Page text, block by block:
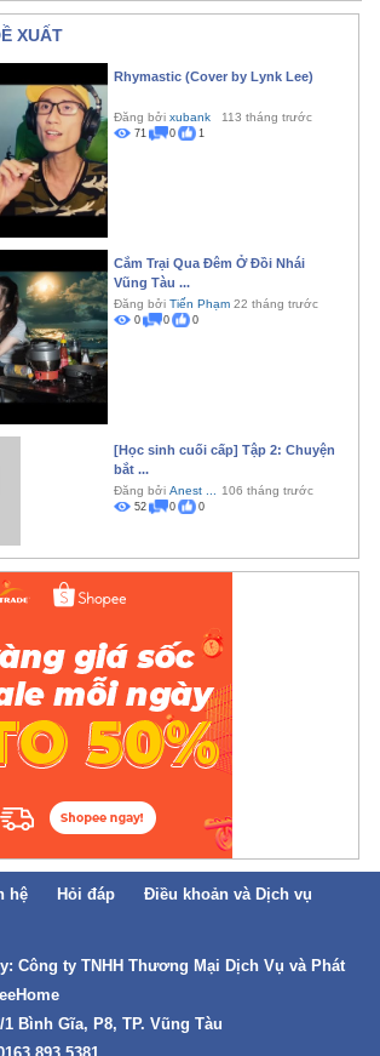
XUẤT
Rhymastic (Cover by Lynk Lee)
Đăng bởi xubank 113 tháng trước
71 0 1
Cắm Trại Qua Đêm Ở Đồi Nhái
Vũng Tàu ...
Đăng bởi Tiến Phạm 22 tháng trước
0 0 0
[Học sinh cuối cấp] Tập 2: Chuyện
bắt ...
Đăng bởi Anest ... 106 tháng trước
52 0 0
hệ Hỏi đáp
Điều khoản và Dịch vụ
Công ty TNHH Thương Mại Dịch Vụ và Phát
Bình Gĩa, P8, TP. Vũng Tàu